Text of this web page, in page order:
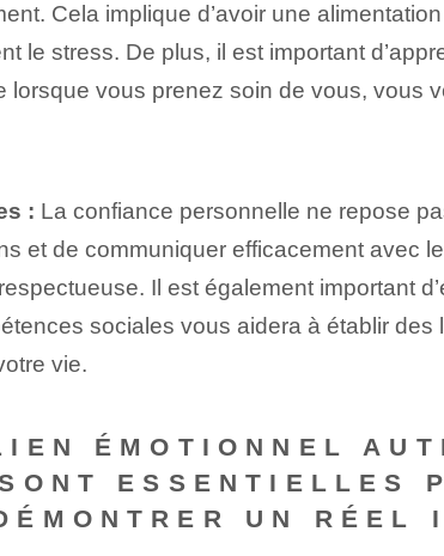
Cela implique d’avoir une
le stress. De plus, il est important
lorsque vous prenez soin de vous, vous
: La confiance personnelle ne repose
et de communiquer efficacement avec
Il est également important
sociales vous aidera à établir
vie.
ÉMOTIONNEL
ESSENTIELLES
UN RÉEL